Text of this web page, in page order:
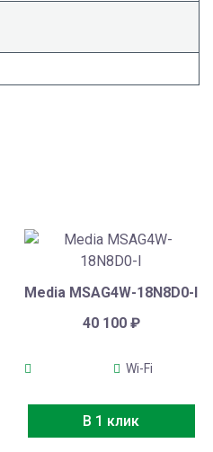
Media MSAG4W-18N8D0-I
40 100 ₽
Wi-Fi
В 1 клик